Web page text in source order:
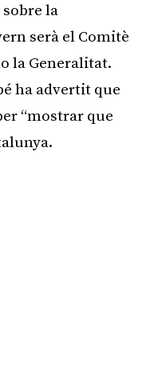
la
serà el Comitè
la Generalitat.
ha advertit que
“mostrar que